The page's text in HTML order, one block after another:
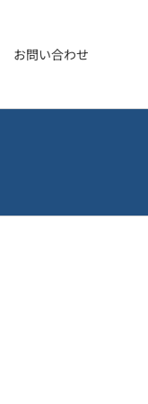
お問い合わせ